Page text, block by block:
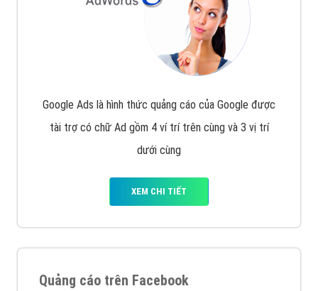
Google Ads là hình thức quảng cáo của Google được
tài trợ có chữ Ad gồm 4 ví trí trên cùng và 3 vị trí
dưới cùng
XEM CHI TIẾT
Quảng cáo trên Facebook